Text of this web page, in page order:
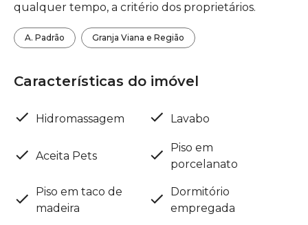
qualquer tempo, a critério dos proprietários.
A. Padrão Granja Viana e Região
Características do imóvel
Hidromassagem Lavabo
Aceita Pets
Piso em
porcelanato
Piso em taco de
madeira
Dormitório
empregada